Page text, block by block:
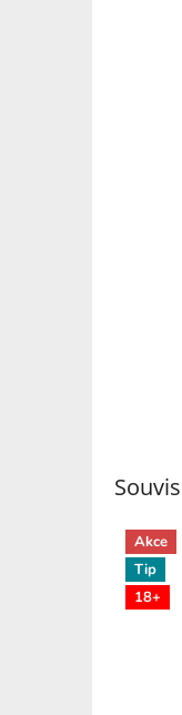
Akce
Tip
18+